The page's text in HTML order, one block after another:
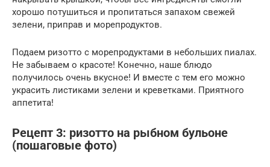
хорошо потушиться и пропитаться запахом свежей
зелени, приправ и морепродуктов.
Подаем ризотто с морепродуктами в небольших пиалах.
Не забываем о красоте! Конечно, наше блюдо
получилось очень вкусное! И вместе с тем его можно
украсить листиками зелени и креветками. Приятного
аппетита!
Рецепт 3: ризотто на рыбном бульоне
(пошаговые фото)